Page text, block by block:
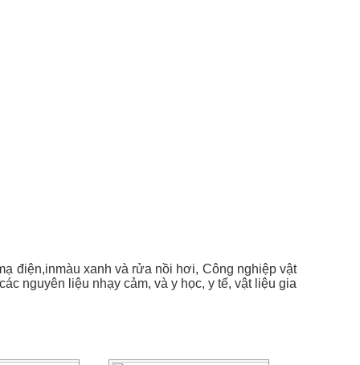
điện,inmàu xanh và rửa nồi hơi, Công nghiệp vật
nguyên liệu nhạy cảm, và y học, y tế, vật liệu gia